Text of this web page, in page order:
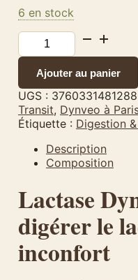
6 en stock
quantité
de
Dynveo
5000
ALU
-
gélules
L
Ajouter au panier
UGS : 3760331481288
Transit, Dynveo à
Étiquette : Digestion
Description
Composition
Lactase
digérer le
inconfort